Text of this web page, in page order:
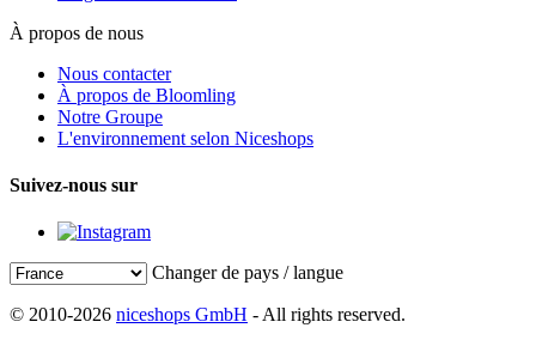
À propos de nous
Nous contacter
À propos de Bloomling
Notre Groupe
L'environnement selon Niceshops
Suivez-nous sur
Changer de pays / langue
© 2010-2026 niceshops GmbH - All rights reserved.